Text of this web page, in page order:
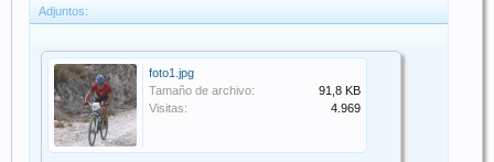
Adjuntos:
foto1.jpg
Tamaño de archivo:
91,8 KB
Visitas:
4.969